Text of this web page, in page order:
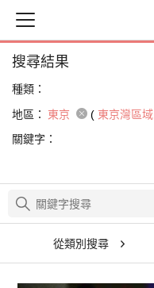
搜尋結果
種類：
地區：
東京 ( 東京灣區域
關鍵字：
從類別搜尋